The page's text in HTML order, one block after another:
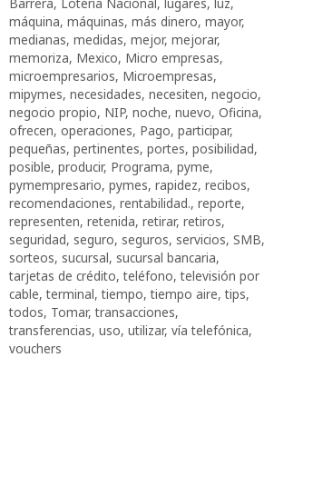
máquina, máquinas, más dinero, mayor,
medianas, medidas, mejor, mejorar,
memoriza, Mexico, Micro empresas,
microempresarios, Microempresas,
mipymes, necesidades, necesiten, negocio,
negocio propio, NIP, noche, nuevo, Oficina,
ofrecen, operaciones, Pago, participar,
pequeñas, pertinentes, portes, posibilidad,
posible, producir, Programa, pyme,
pymempresario, pymes, rapidez, recibos,
recomendaciones, rentabilidad., reporte,
representen, retenida, retirar, retiros,
seguridad, seguro, seguros, servicios, SMB,
sorteos, sucursal, sucursal bancaria,
tarjetas de crédito,teléfono,televisión por
cable,terminal,tiempo,tiempo aire,tips,
todos, Tomar,transacciones,
transferencias, uso, utilizar, vía telefónica,
vouchers